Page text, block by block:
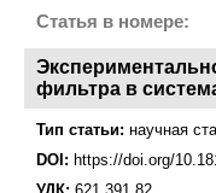
Статья в номере:
фильтра в
Тип статьи: научная
DOI: https://doi.org/